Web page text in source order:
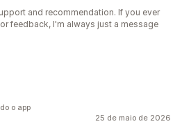
and recommendation. If you ever
feedback, I'm always just a message
25 de maio de 2026
o app